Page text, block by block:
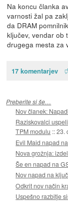
Na koncu članka
varnosti žal pa
da DRAM
ključev, vendar ob
drugega mesta za
17 komentarjev
Preberite si še…
Nov članek:
Raziskovalci
TPM modulu ::23.
Evil Maid napad
Nova grožnja:
Še en napad na
Nov napad na
Odkrit nov način
Uspešno razbitje